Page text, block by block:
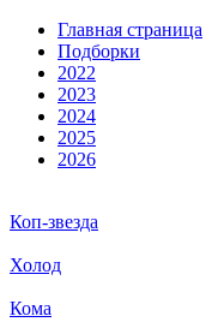
Глав­ная стра­ни­ца
Подборки
2022
2023
2024
2025
2026
Коп-звезда
Холод
Кома